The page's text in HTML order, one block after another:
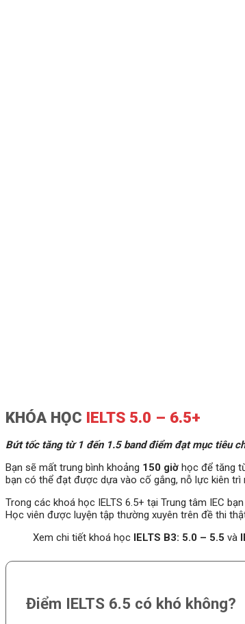
KHÓA HỌC IELTS 5.0 – 6.5+
Bứt tốc tăng từ 1 đến 1.5 band điểm đạt mục tiêu
Bạn sẽ mất trung bình khoảng 150 giờ học để tăng
bạn có thể đạt được dựa vào cố gắng, nỗ lực kiên trì
Trong các khoá học IELTS 6.5+ tại Trung tâm IEC
Học viên được luyện tập thường xuyên trên đề thi
Xem chi tiết khoá học IELTS B3: 5.0 – 5.5 và
Điểm IELTS 6.5 có khó không?